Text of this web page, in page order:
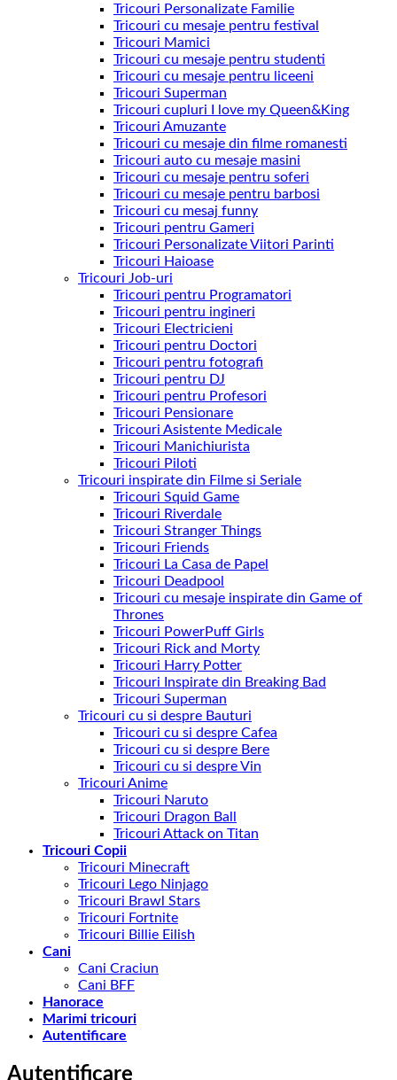
Tricouri Personalizate Familie
Tricouri cu mesaje pentru festival
Tricouri Mamici
Tricouri cu mesaje pentru studenti
Tricouri cu mesaje pentru liceeni
Tricouri Superman
Tricouri cupluri I love my Queen&King
Tricouri Amuzante
Tricouri cu mesaje din filme romanesti
Tricouri auto cu mesaje masini
Tricouri cu mesaje pentru soferi
Tricouri cu mesaje pentru barbosi
Tricouri cu mesaj funny
Tricouri pentru Gameri
Tricouri Personalizate Viitori Parinti
Tricouri Haioase
Tricouri Job-uri
Tricouri pentru Programatori
Tricouri pentru ingineri
Tricouri Electricieni
Tricouri pentru Doctori
Tricouri pentru fotografi
Tricouri pentru DJ
Tricouri pentru Profesori
Tricouri Pensionare
Tricouri Asistente Medicale
Tricouri Manichiurista
Tricouri Piloti
Tricouri inspirate din Filme si Seriale
Tricouri Squid Game
Tricouri Riverdale
Tricouri Stranger Things
Tricouri Friends
Tricouri La Casa de Papel
Tricouri Deadpool
Tricouri cu mesaje inspirate din Game of
Thrones
Tricouri PowerPuff Girls
Tricouri Rick and Morty
Tricouri Harry Potter
Tricouri Inspirate din Breaking Bad
Tricouri Superman
Tricouri cu si despre Bauturi
Tricouri cu si despre Cafea
Tricouri cu si despre Bere
Tricouri cu si despre Vin
Tricouri Anime
Tricouri Naruto
Tricouri Dragon Ball
Tricouri Attack on Titan
Tricouri Copii
Tricouri Minecraft
Tricouri Lego Ninjago
Tricouri Brawl Stars
Tricouri Fortnite
Tricouri Billie Eilish
Cani
Cani Craciun
Cani BFF
Hanorace
Marimi tricouri
Autentificare
Autentificare